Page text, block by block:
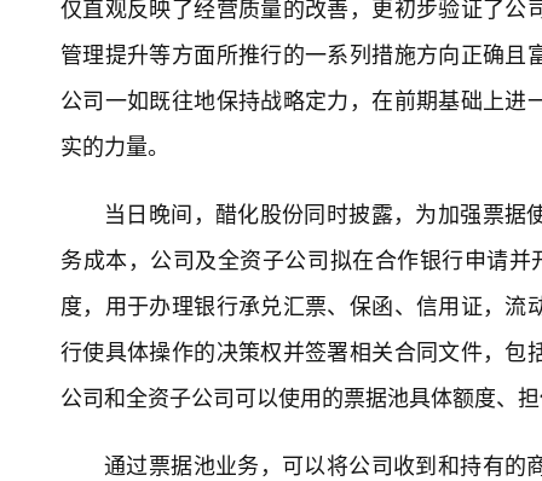
仅直观反映了经营质量的改善，更初步验证了
管理提升等方面所推行的一系列措施方向正确
公司一如既往地保持战略定力，在前期基础上
实的力量。
当日晚间，醋化股份同时披露，为加强票
务成本，公司及全资子公司拟在合作银行申请
度，用于办理银行承兑汇票、保函、信用证，
行使具体操作的决策权并签署相关合同文件，
公司和全资子公司可以使用的票据池具体额度、
通过票据池业务，可以将公司收到和持有